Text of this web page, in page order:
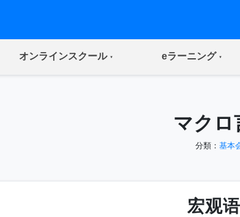
オンラインスクール(current) eラーニング
マクロ
分類： 基本
宏观